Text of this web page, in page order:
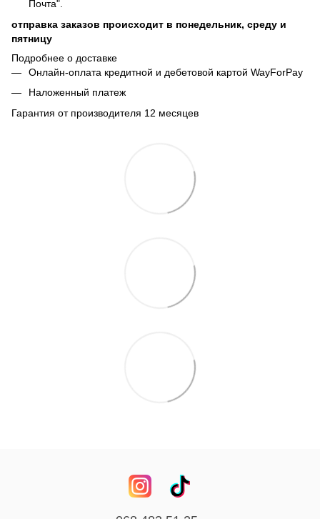
Почта".
отправка заказов происходит в понедельник, среду и
пятницу
Подробнее о доставке
Онлайн-оплата кредитной и дебетовой картой WayForPay
Наложенный платеж
Гарантия от производителя 12 месяцев